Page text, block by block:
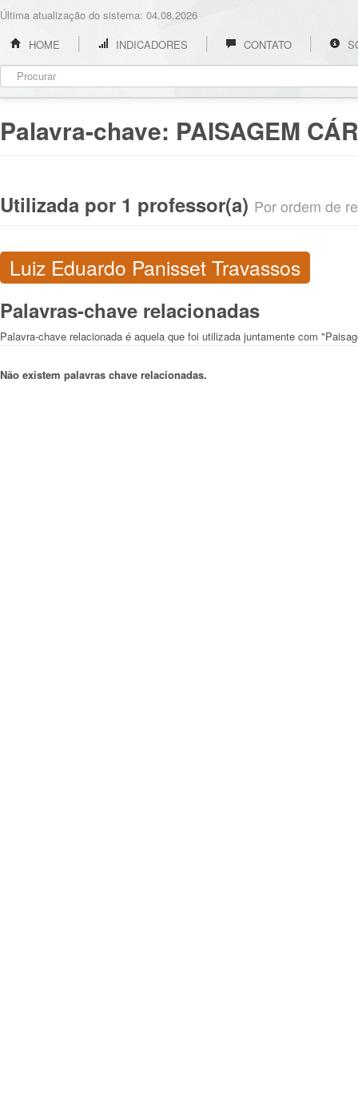
Última atualização do sistema: 04.08.2026
HOME
INDICADORES CONTATO
Palavra-chave: PAISAGEM
Utilizada por 1 professor(a) Por ordem de
Luiz Eduardo Panisset Travassos
Palavras-chave relacionadas
Palavra-chave relacionada é aquela que foi utilizada juntamente com
Não existem palavras chave relacionadas.